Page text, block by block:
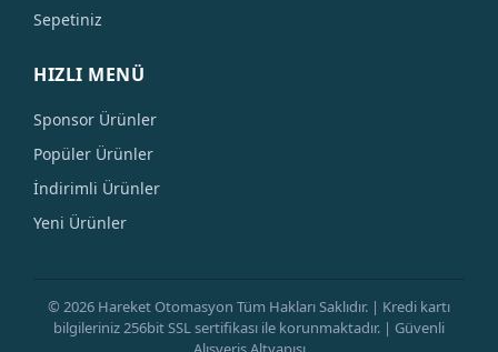
Sepetiniz
HIZLI MENÜ
Sponsor Ürünler
Popüler Ürünler
İndirimli Ürünler
Yeni Ürünler
© 2026 Hareket Otomasyon Tüm Hakları Saklıdır. | Kredi kartı
bilgileriniz 256bit SSL sertifikası ile korunmaktadır. | Güvenli